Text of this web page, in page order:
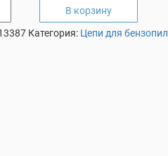
В корзину
Категория: Цепи для бензопил